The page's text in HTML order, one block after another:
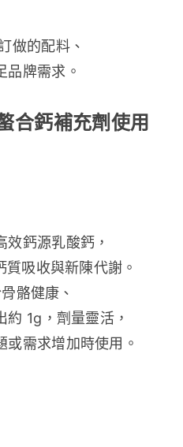
做的配料、
品牌需求。
合鈣補充劑使用
鈣源乳酸鈣，
吸收與新陳代謝。
骼健康、
1g，劑量靈活，
需求增加時使用。